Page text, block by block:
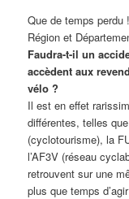
Que de temps perdu
Région et
Faudra-t-il un
accèdent aux
vélo ?
Il est en effet
différentes, telles
(cyclotourisme), la
l’AF3V (réseau
retrouvent sur une
plus que temps